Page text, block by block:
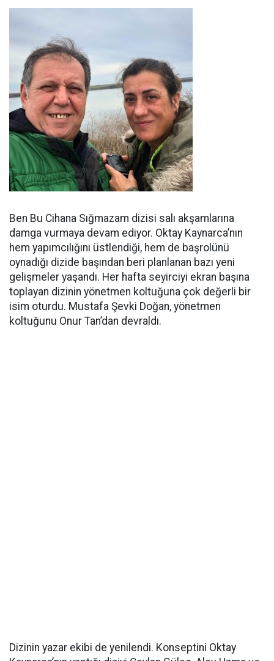
Ben Bu Cihana Sığmazam dizisi salı akşamlarına
damga vurmaya devam ediyor. Oktay Kaynarca’nın
hem yapımcılığını üstlendiği, hem de başrolünü
oynadığı dizide başından beri planlanan bazı yeni
gelişmeler yaşandı. Her hafta seyirciyi ekran başına
toplayan dizinin yönetmen koltuğuna çok değerli bir
isim oturdu. Mustafa Şevki Doğan, yönetmen
koltuğunu Onur Tan’dan devraldı.
Dizinin yazar ekibi de yenilendi. Konseptini Oktay